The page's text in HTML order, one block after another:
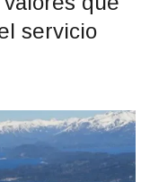
servicio